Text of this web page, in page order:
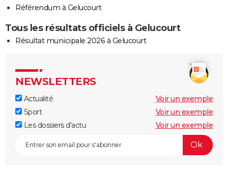
Référendum à Gelucourt
Tous les résultats officiels à Gelucourt
Résultat municipale 2026 à Gelucourt
NEWSLETTERS
Actualité
Voir un exemple
Sport
Voir un exemple
Les dossiers d'actu
Voir un exemple